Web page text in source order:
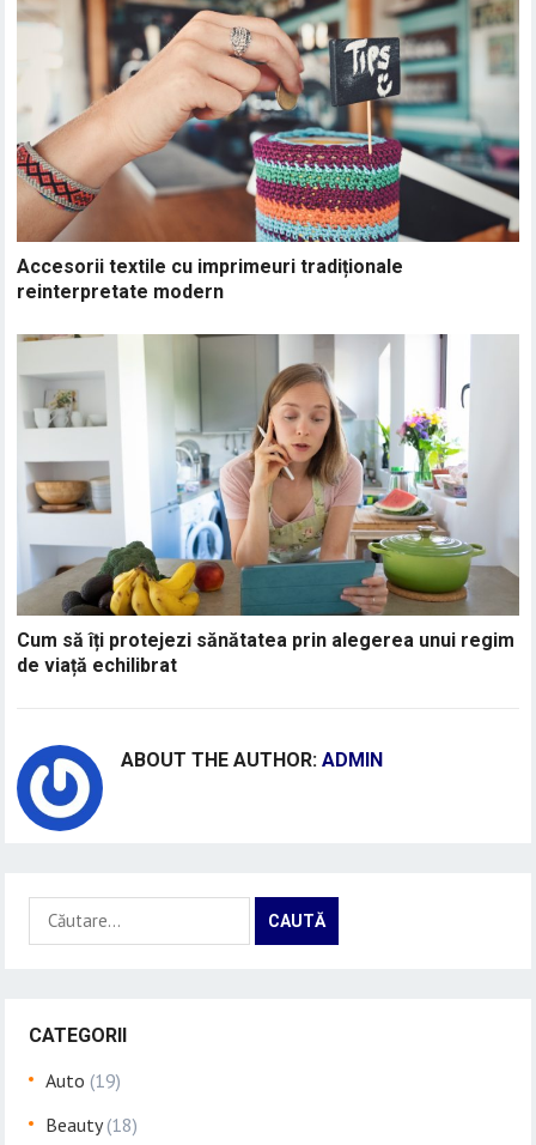
Accesorii textile cu imprimeuri tradiționale
reinterpretate modern
Cum să îți protejezi sănătatea prin alegerea unui regim
de viață echilibrat
ABOUT THE AUTHOR:ADMIN
Caută
după:
CATEGORII
Auto (19)
Beauty(18)